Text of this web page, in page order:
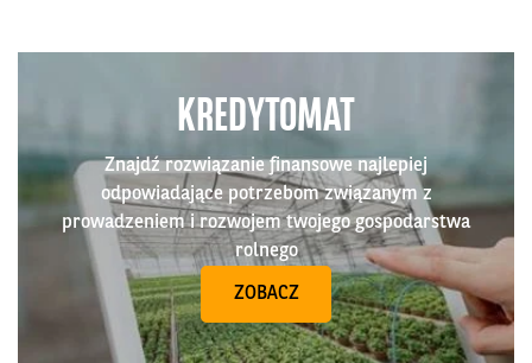
KREDYTOMAT
Znajdź rozwiązanie finansowe najlepiej
odpowiadające potrzebom związanym z
prowadzeniem i rozwojem twojego gospodarstwa
rolnego
ZOBACZ